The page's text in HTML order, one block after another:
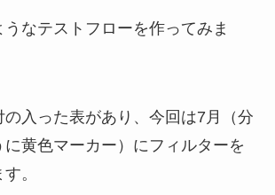
なテストフローを作ってみま
の入った表があり、今回は7月（分
黄色マーカー）にフィルターを
。